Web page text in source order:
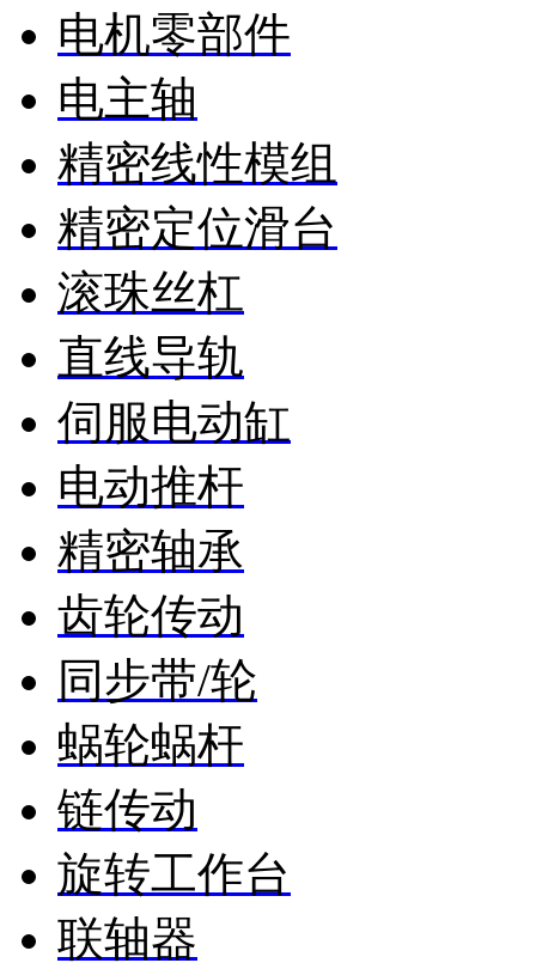
电机零部件
电主轴
精密线性模组
精密定位滑台
滚珠丝杠
直线导轨
伺服电动缸
电动推杆
精密轴承
齿轮传动
同步带/轮
蜗轮蜗杆
链传动
旋转工作台
联轴器